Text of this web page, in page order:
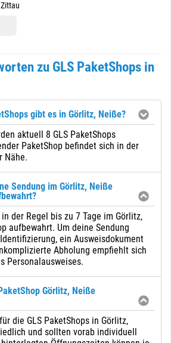
zu GLS PaketShops in
gibt es in Görlitz, Neiße?
aktuell 8 GLS PaketShops
PaketShop befindet sich in der
Nähe.
Sendung im Görlitz, Neiße
der Regel bis zu 7 Tage im Görlitz,
aufbewahrt. Um deine Sendung
ein Ausweisdokument
Abholung empfiehlt sich
Personalausweises.
Görlitz, Neiße
die GLS PaketShops in Görlitz,
und sollten vorab individuell